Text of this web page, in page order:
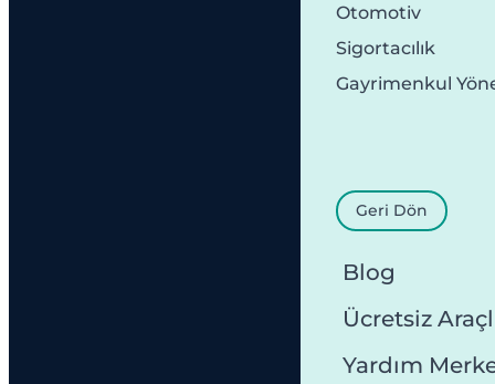
Otomotiv
Sigortacılık
Gayrimenkul
Geri Dön
Blog
Ücretsiz
Yardım